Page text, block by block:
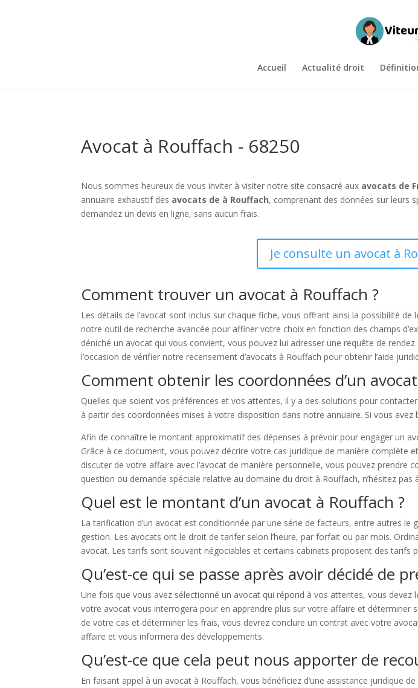
Accueil Actualité droit
Avocat à Rouffach - 68250
Nous sommes heureux de vous inviter à visiter notre site consacré aux avocats de
annuaire exhaustif des avocats de à Rouffach, comprenant des données sur leurs
demandez un devis en ligne, sans aucun frais.
Je consulte un avocat à
Comment trouver un avocat à Rouffach ?
Les détails de l’avocat sont inclus sur chaque fiche, vous offrant ainsi la possibilité
notre outil de recherche avancée pour affiner votre choix en fonction des champs
déniché un avocat qui vous convient, vous pouvez lui adresser une requête de
l’occasion de vérifier notre recensement d’avocats à Rouffach pour obtenir l’aide
Comment obtenir les coordonnées d’un
Quelles que soient vos préférences et vos attentes, il y a des solutions pour
à partir des coordonnées mises à votre disposition dans notre annuaire. Si vous
Afin de connaître le montant approximatif des dépenses à prévoir pour engager un
Grâce à ce document, vous pouvez décrire votre cas juridique de manière
discuter de votre affaire avec l’avocat de manière personnelle, vous pouvez
question ou demande spéciale relative au domaine du droit à Rouffach, n’hésitez
Quel est le montant d’un avocat à Rouffach ?
La tarification d’un avocat est conditionnée par une série de facteurs, entre autres le
gestion. Les avocats ont le droit de tarifer selon l’heure, par forfait ou par mois.
avocat. Les tarifs sont souvent négociables et certains cabinets proposent des
Qu’est-ce qui se passe après avoir décidé de
Une fois que vous avez sélectionné un avocat qui répond à vos attentes, vous
votre avocat vous interrogera pour en apprendre plus sur votre affaire et déterminer
de votre cas et déterminer les frais, vous devrez conclure un contrat avec votre
affaire et vous informera des développements.
Qu’est-ce que cela peut nous apporter de
En faisant appel à un avocat à Rouffach, vous bénéficiez d’une assistance juridique